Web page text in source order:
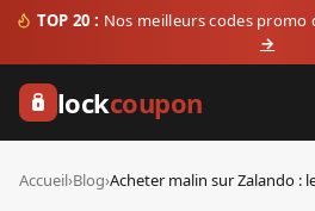
TOP 20 : Nos meilleurs codes
→
lockcoupon
Accueil›Blog›